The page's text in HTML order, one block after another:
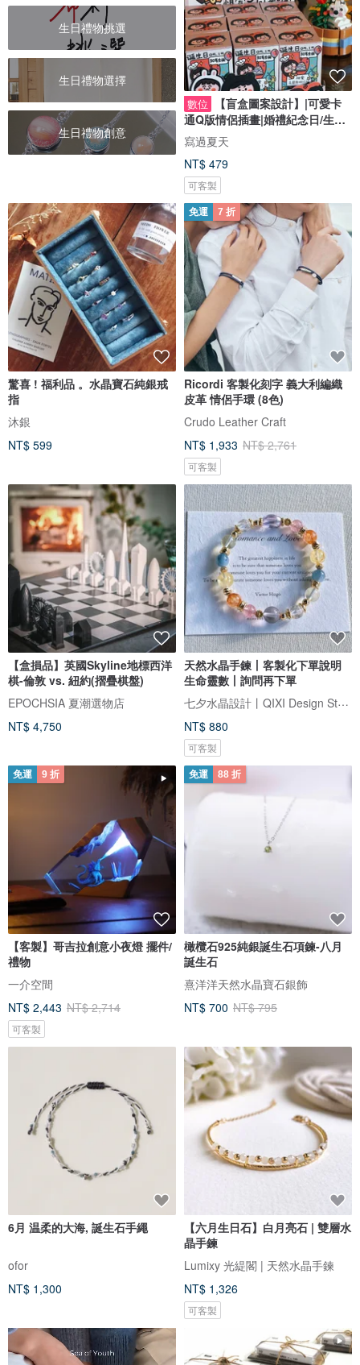
生日禮物挑選
生日禮物選擇
生日禮物創意
數位
【盲盒圖案設計】|可愛卡
通Q版情侶插畫|婚禮紀念日/生日
禮物客製
寫過夏天
NT$ 479
可客製
驚喜 ! 福利品 。水晶寶石純銀戒
指
沐銀
NT$ 599
免運 7 折
Ricordi 客製化刻字 義大利編織
皮革 情侶手環 (8色)
Crudo Leather Craft
NT$ 1,933 NT$ 2,761
可客製
【盒損品】英國Skyline地標西洋
棋-倫敦 vs. 紐約(摺疊棋盤)
EPOCHSIA 夏潮選物店
NT$ 4,750
天然水晶手鍊丨客製化下單說明
生命靈數丨詢問再下單
七夕水晶設計丨QIXI Design Studio
NT$ 880
可客製
免運 9 折
【客製】哥吉拉創意小夜燈 擺件/
禮物
一介空間
NT$ 2,443 NT$ 2,714
可客製
免運 88 折
橄欖石925純銀誕生石項鍊-八月
誕生石
熹洋洋天然水晶寶石銀飾
NT$ 700 NT$ 795
6月 温柔的大海, 誕生石手繩
ofor
NT$ 1,300
【六月生日石】白月亮石 | 雙層水
晶手鍊
Lumixy 光緹閣 | 天然水晶手鍊
NT$ 1,326
可客製